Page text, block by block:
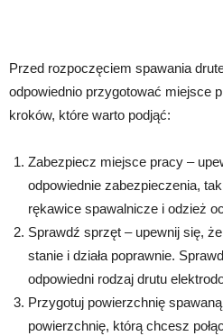
Przed rozpoczęciem spawania
odpowiednio przygotować miejsce
kroków, które warto podjąć:
Zabezpiecz miejsce pracy –
odpowiednie zabezpieczenia,
rękawice spawalnicze i odzież
Sprawdź sprzęt – upewnij się,
stanie i działa poprawnie.
odpowiedni rodzaj drutu
Przygotuj powierzchnię
powierzchnię, którą chcesz